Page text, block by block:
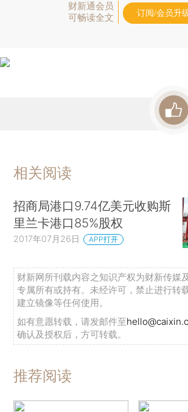
财新通会员
可畅读全文
订阅/会员升
相关阅读
招商局港口9.74亿美元收购斯
里兰卡港口85%股权
2017年07月26日 APP打开
财新网所刊载内容之知识产权为财新传媒
专属所有或持有。未经许可，禁止进行转
建立镜像等任何使用。
如有意愿转载，请发邮件至
确认及授权后，方可转载。
推荐阅读